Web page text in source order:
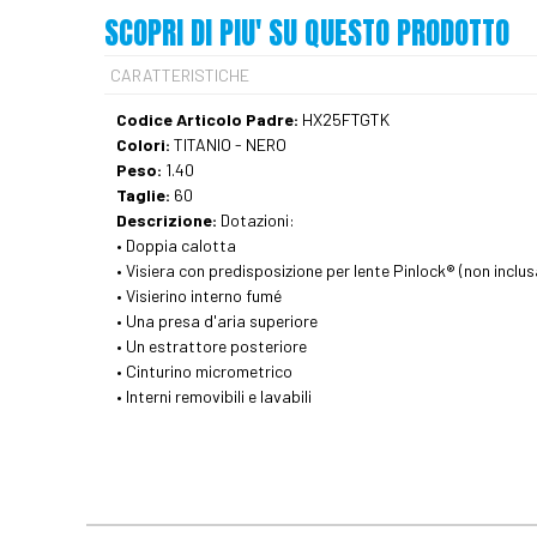
SCOPRI DI PIU' SU QUESTO PRODOTTO
CARATTERISTICHE
Codice Articolo Padre: HX25FTGTK
Colori: TITANIO - NERO
Peso: 1.40
Taglie: 60
Descrizione: Dotazioni:
• Doppia calotta
• Visiera con predisposizione per lente Pinlock® (non
• Visierino interno fumé
• Una presa d'aria superiore
• Un estrattore posteriore
• Cinturino micrometrico
• Interni removibili e lavabili